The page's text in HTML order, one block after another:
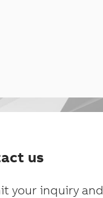
us
your inquiry and